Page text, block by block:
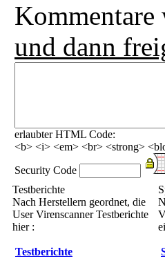
und dann
erlaubter HTML Code:
<b> <i> <em> <br> <strong>
Security Code
Testberichte
Nach Herstellern geordnet, die
User Virenscanner Testberichte
hier :
Testberichte